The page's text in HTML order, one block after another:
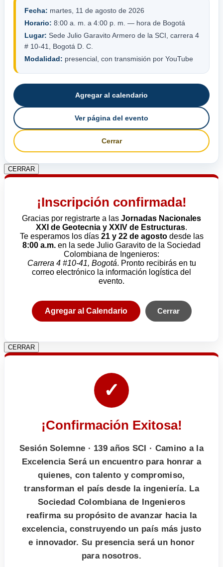
Fecha: martes, 11 de agosto de 2026
Horario: 8:00 a. m. a 4:00 p. m. — hora de Bogotá
Lugar: Sede Julio Garavito Armero de la SCI, carrera 4
# 10-41, Bogotá D. C.
Modalidad: presencial, con transmisión por YouTube
Agregar al calendario
Ver página del evento
Cerrar
CERRAR
¡Inscripción confirmada!
Gracias por registrarte a las Jornadas Nacionales
XXI de Geotecnia y XXIV de Estructuras.
Te esperamos los días 21 y 22 de agostodesde las
8:00 a.m. en la sede Julio Garavito de la Sociedad
Colombiana de Ingenieros:
Carrera 4 #10-41, Bogotá. Pronto recibirás en tu
correo electrónico la información logística del
evento.
Agregar al Calendario Cerrar
CERRAR
✓
¡Confirmación Exitosa!
Sesión Solemne · 139 años SCI · Camino a la
Excelencia Será un encuentro para honrar a
quienes, con talento y compromiso,
transforman el país desde la ingeniería. La
Sociedad Colombiana de Ingenieros
reafirma su propósito de avanzar hacia la
excelencia, construyendo un país más justo
e innovador. Su presencia será un honor
para nosotros.